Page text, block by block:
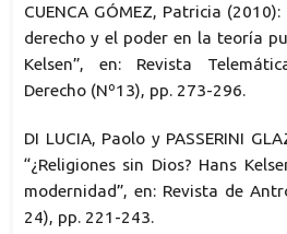
CUENCA GÓMEZ, Patricia
derecho y el poder en la teoría
Kelsen”, en: Revista
Derecho (Nº13), pp. 273-296.
DI LUCIA, Paolo y PASSERINI
“¿Religiones sin Dios? Hans
modernidad”, en: Revista de
24), pp. 221-243.